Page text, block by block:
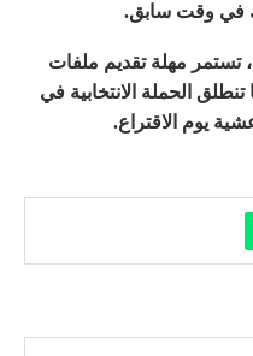
في وقت سابق.
تستمر مهلة تقديم ملفات
فيما تنطلق الحملة الانتخابية في